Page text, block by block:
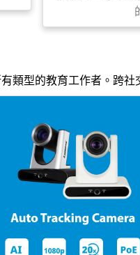
類型的教育工作者。跨